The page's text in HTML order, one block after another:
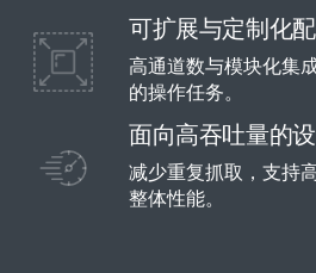
可扩展与定制化
高通道数与模块化集
的操作任务。
面向高吞吐量的
减少重复抓取，支持
整体性能。